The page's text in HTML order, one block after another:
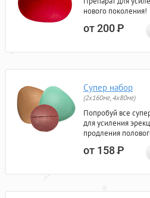
нового поколения!
от 200Р
Супер набор
(2х160мг, 4х80мг)
Попробуй все
для усиления
продления
от 158Р